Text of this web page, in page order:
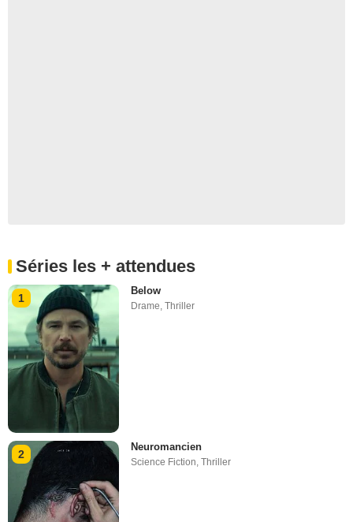
Séries les + attendues
1
Below
Drame ,Thriller
2
Neuromancien
Science Fiction,Thriller